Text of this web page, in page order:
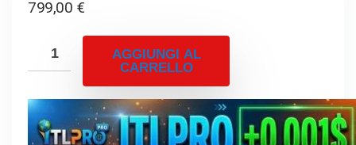
799,00 €
AGGIUNGI AL
CARRELLO